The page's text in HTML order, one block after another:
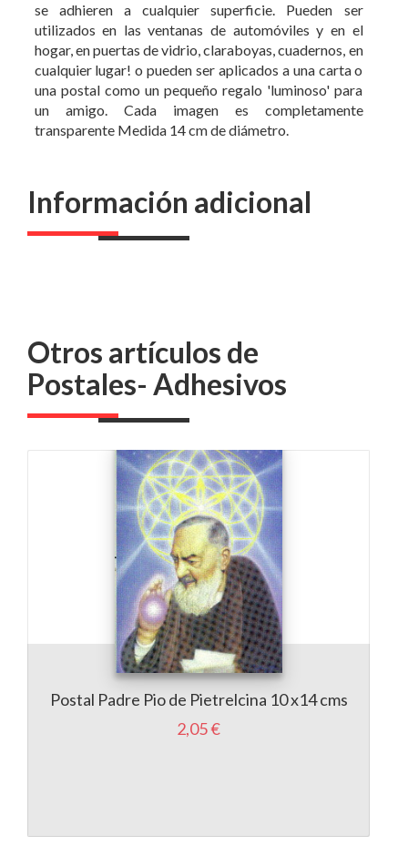
se adhieren a cualquier superficie. Pueden ser
utilizados en las ventanas de automóviles y en el
hogar, en puertas de vidrio, claraboyas, cuadernos, en
cualquier lugar! o pueden ser aplicados a una carta o
una postal como un pequeño regalo 'luminoso' para
un amigo. Cada imagen es completamente
transparente Medida 14 cm de diámetro.
Información adicional
Otros artículos de
Postales- Adhesivos
Postal Padre Pio de Pietrelcina 10 x14 cms
2,05 €